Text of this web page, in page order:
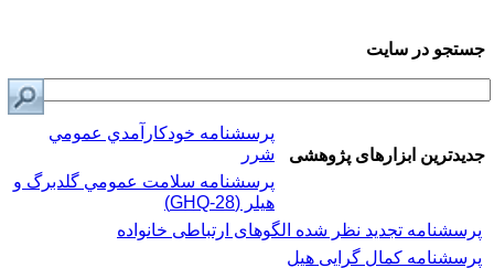
جستجو در سایت
جدیدترین ابزارهای پژوهشی
پرسشنامه خودكارآمدي عمومي
شرر
پرسشنامه سلامت عمومي گلدبرگ و
هیلر (GHQ-28)
پرسشنامه تجدید نظر شده الگوهای ارتباطی خانواده
پرسشنامه کمال گرایی هیل